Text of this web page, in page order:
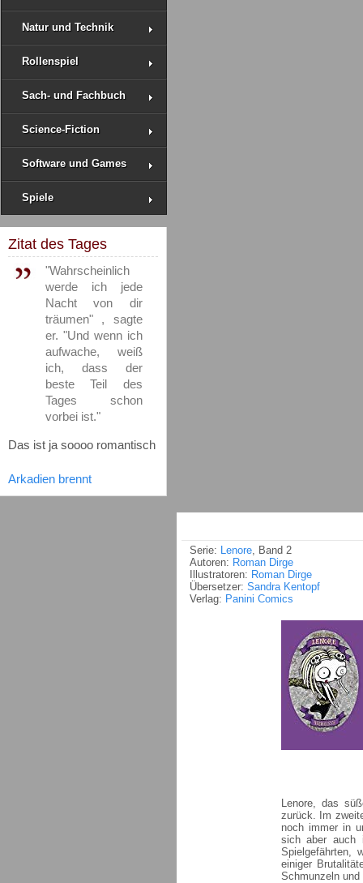
Natur und Technik
Rollenspiel
Sach- und Fachbuch
Science-Fiction
Software und Games
Spiele
Zitat des Tages
"Wahrscheinlich
werde ich jede
Nacht von dir
träumen" , sagte
er. "Und wenn ich
aufwache, weiß
ich, dass der
beste Teil des
Tages schon
vorbei ist."
Das ist ja soooo romantisch
Arkadien brennt
Serie: Lenore, Band 2
Autoren: Roman Dirge
Illustratoren: Roman Dirge
Übersetzer: Sandra Kentopf
Verlag: Panini Comics
Lenore, das
zurück. Im
noch immer in
sich aber auch
Spielgefährten,
einiger
Schmunzeln